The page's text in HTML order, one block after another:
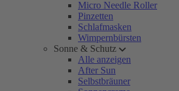
Micro Needle Roller
Pinzetten
Schlafmasken
Wimpernbürsten
Sonne & Schutz
Alle anzeigen
After Sun
Selbstbräuner